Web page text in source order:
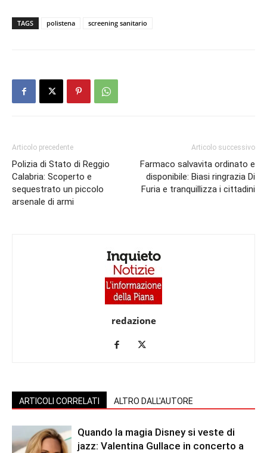
TAGS polistena screening sanitario
Articolo precedente
Polizia di Stato di Reggio
Calabria: Scoperto e
sequestrato un piccolo
arsenale di armi
Articolo successivo
Farmaco salvavita ordinato e
disponibile: Biasi ringrazia Di
Furia e tranquillizza i cittadini
redazione
ARTICOLI CORRELATI ALTRO DALL'AUTORE
Quando la magia Disney si veste di
jazz: Valentina Gullace in concerto a